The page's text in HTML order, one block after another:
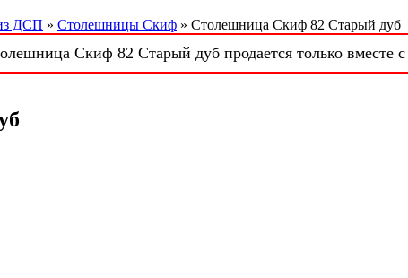
ДСП » Столешницы Скиф » Столешница Скиф 82 Старый дуб
Скиф 82 Старый дуб продается только вместе с